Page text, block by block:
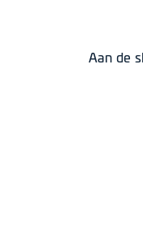
Aan de